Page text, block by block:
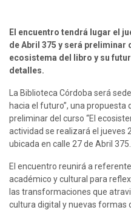
El encuentro tendrá lugar el
de Abril 375 y será preliminar
ecosistema del libro y su
detalles.
La Biblioteca Córdoba será
hacia el futuro”, una
preliminar del curso “El
actividad se realizará el jueves
ubicada en calle 27 de Abril 375.
El encuentro reunirá a
académico y cultural para
las transformaciones que
cultura digital y nuevas formas